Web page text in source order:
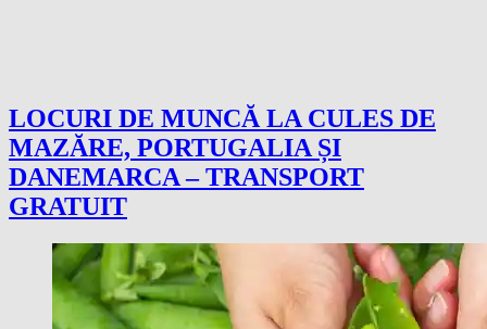
LOCURI DE MUNCĂ LA CULES DE
MAZĂRE, PORTUGALIA ȘI
DANEMARCA – TRANSPORT
GRATUIT